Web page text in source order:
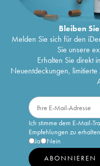
Bleiben
Melden Sie sich für den
Sie unsere
Erhalten Sie direkt
Neuentdeckungen,
Ich stimme dem E-Mail-
Empfehlungen zu erhalten
Ja
Nein
ABONNIEREN